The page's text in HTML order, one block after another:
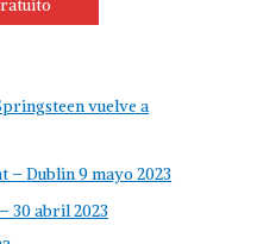
vuelve a
– Dublin 9 mayo 2023
30 abril 2023